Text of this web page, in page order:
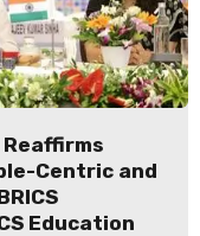
Centric and
Education